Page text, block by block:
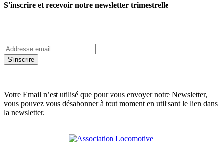
S'inscrire et recevoir notre newsletter trimestrelle
S'inscrire
Votre Email n’est utilisé que pour vous envoyer notre Newsletter,
vous pouvez vous désabonner à tout moment en utilisant le lien dans
la newsletter.